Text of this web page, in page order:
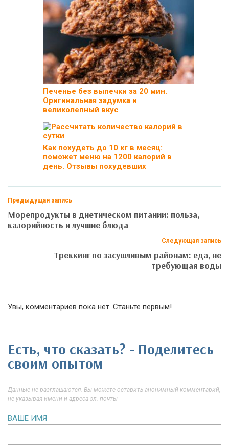
Печенье без выпечки за 20 мин.
Оригинальная задумка и
великолепный вкус
Как похудеть до 10 кг в месяц:
поможет меню на 1200 калорий в
день. Отзывы похудевших
Предыдущая запись
Морепродукты в диетическом питании: польза,
калорийность и лучшие блюда
Следующая запись
Треккинг по засушливым районам: еда, не
требующая воды
Увы, комментариев пока нет. Станьте первым!
Есть, что сказать? - Поделитесь
своим опытом
Данные не разглашаются. Вы можете оставить анонимный комментарий,
не указывая имени и адреса эл. почты
ВАШЕ ИМЯ